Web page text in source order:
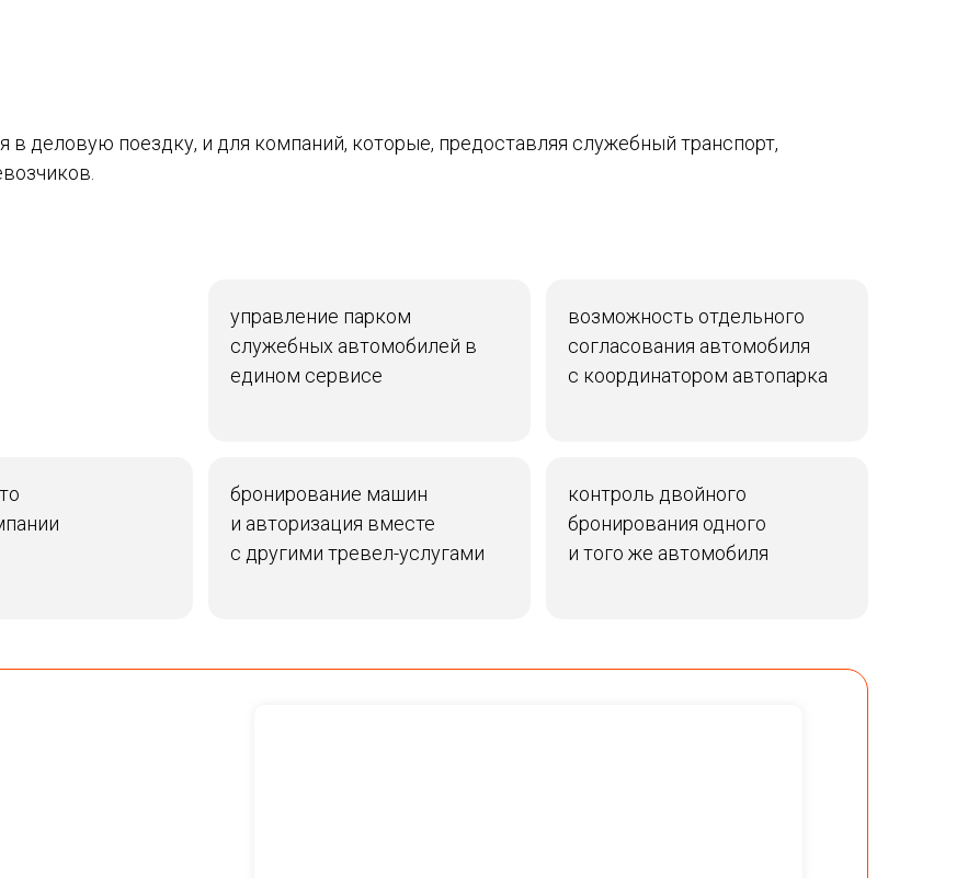
в деловую поездку, и для компаний, которые, предоставляя служебный транспорт,
бронирование машин
и авторизация вместе
с другими тревел-услугами
управление парком
служебных автомобилей в
едином сервисе
возможность отдельного
согласования автомобиля
с координатором автопарка
контроль двойного
бронирования одного
и того же автомобиля